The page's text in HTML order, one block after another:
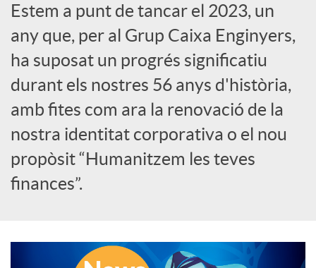
i
c
a
d
Estem a punt de tancar el 2023, un
any que, per al Grup Caixa Enginyers,
ha suposat un progrés significatiu
durant els nostres 56 anys d'història,
amb fites com ara la renovació de la
nostra identitat corporativa o el nou
propòsit “Humanitzem les teves
finances”.